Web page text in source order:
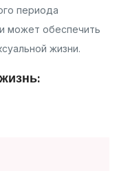
периода
может обеспечить
жизни.